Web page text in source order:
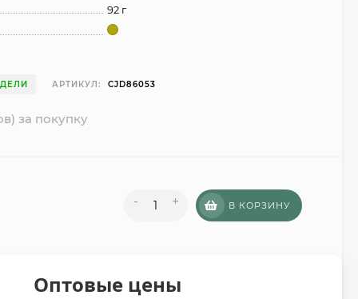
92 г
АРТИКУЛ: CJD86053
за покупку
- + В КОРЗИНУ
Оптовые цены